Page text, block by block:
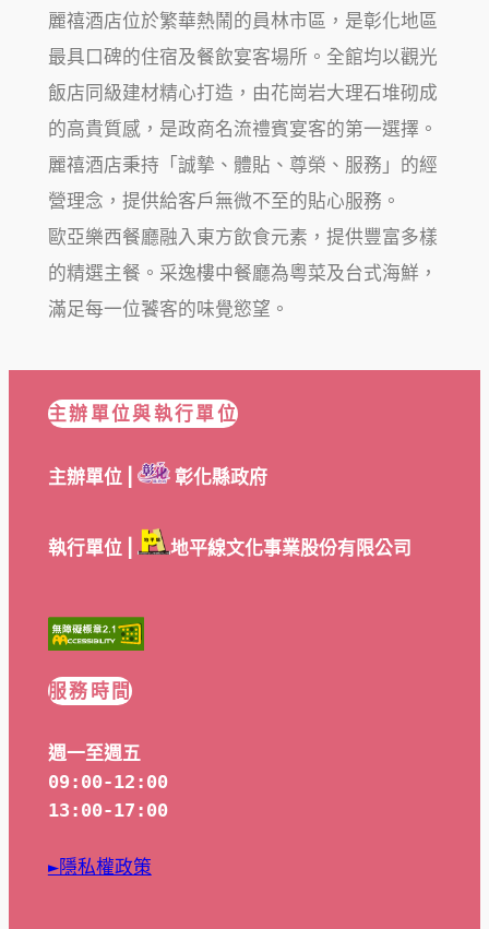
麗禧酒店位於繁華熱鬧的員林市區，是彰化地區
最具口碑的住宿及餐飲宴客場所。全館均以觀光
飯店同級建材精心打造，由花崗岩大理石堆砌成
的高貴質感，是政商名流禮賓宴客的第一選擇。
麗禧酒店秉持「誠摯、體貼、尊榮、服務」的經
營理念，提供給客戶無微不至的貼心服務。
歐亞樂西餐廳融入東方飲食元素，提供豐富多樣
的精選主餐。采逸樓中餐廳為粵菜及台式海鮮，
滿足每一位饕客的味覺慾望。
主辦單位與執行單位
主辦單位 | 彰化縣政府
執行單位 | 地平線文化事業股份有限公司
服務時間
週一至週五
09:00-12:00
13:00-17:00
►隱私權政策